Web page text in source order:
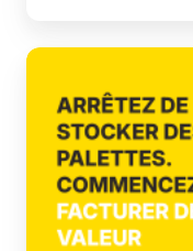
Comment
transporteur
peut-
démarrer
stockage
logistique